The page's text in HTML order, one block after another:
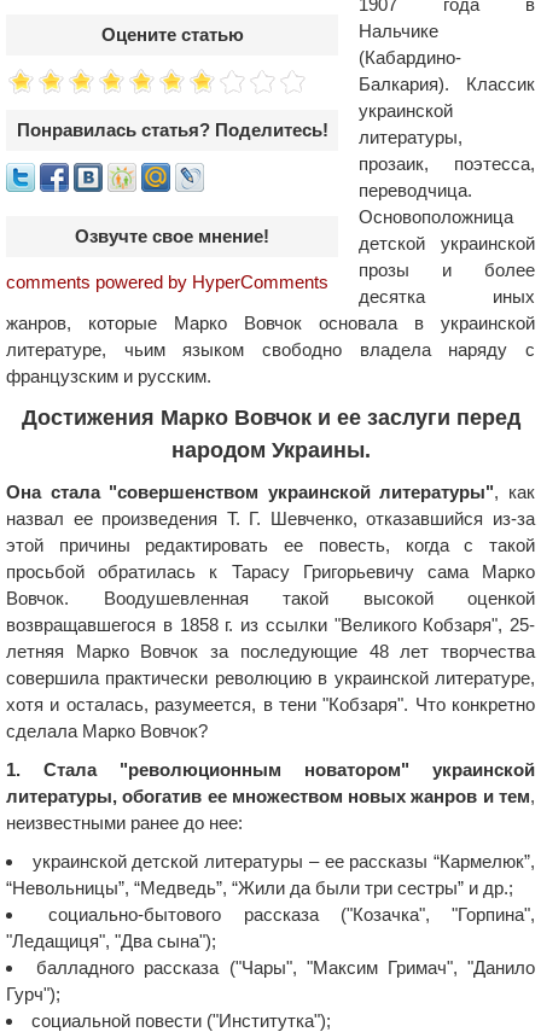
Оцените статью
Понравилась статья? Поделитесь!
Озвучте свое мнение!
comments powered by HyperComments
1907 года в
Нальчике
(Кабардино-
Балкария). Классик
украинской
литературы,
прозаик, поэтесса,
переводчица.
Основоположница
детской украинской
прозы и более
десятка иных
жанров, которые Марко Вовчок основала в украинской
литературе, чьим языком свободно владела наряду с
французским и русским.
Достижения Марко Вовчок и ее заслуги перед
народом Украины.
Она стала "совершенством украинской литературы", как
назвал ее произведения Т. Г. Шевченко, отказавшийся из-за
этой причины редактировать ее повесть, когда с такой
просьбой обратилась к Тарасу Григорьевичу сама Марко
Вовчок. Воодушевленная такой высокой оценкой
возвращавшегося в 1858 г. из ссылки "Великого Кобзаря", 25-
летняя Марко Вовчок за последующие 48 лет творчества
совершила практически революцию в украинской литературе,
хотя и осталась, разумеется, в тени "Кобзаря". Что конкретно
сделала Марко Вовчок?
1. Стала "революционным новатором" украинской
литературы, обогатив ее множеством новых жанров и тем,
неизвестными ранее до нее:
украинской детской литературы – ее рассказы “Кармелюк”,
“Невольницы”, “Медведь”, “Жили да были три сестры” и др.;
социально-бытового рассказа ("Козачка", "Горпина",
"Ледащиця", "Два сына");
балладного рассказа ("Чары", "Максим Гримач", "Данило
Гурч");
социальной повести ("Институтка");